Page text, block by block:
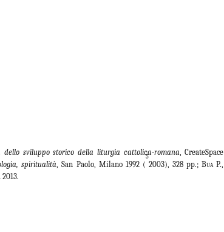
sviluppo storico della liturgia cattolica-romana, CreateSpace
spiritualità, San Paolo, Milano 1992 (
5
2003), 328 pp.;BuaP.,